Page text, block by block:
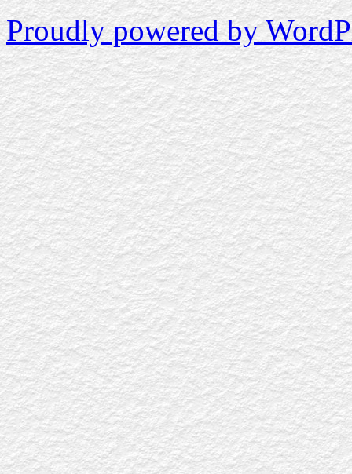
Proudly powered by